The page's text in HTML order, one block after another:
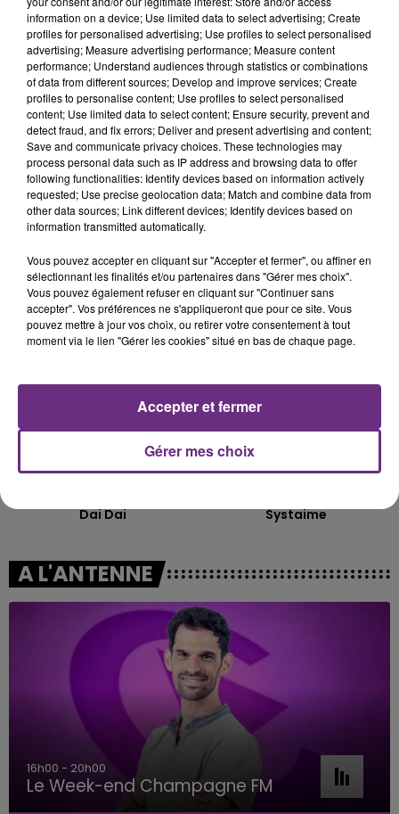
fermer ses portes.
TITRES DIFFUSÉS
16h40
16h40
OFENBACH & STARSAILOR
Four To The Floor
16h37
16h37
JECK & CARLA
La Recette
16h35
16h35
Dai Dai
16h28
16h28
Systaime
A L'ANTENNE
16h00 - 20h00
Le Week-end Champagne FM
information on a device; Use limited data to select advertising; Create
profiles for personalised advertising; Use profiles to select personalised
advertising; Measure advertising performance; Measure content
performance; Understand audiences through statistics or combinations
of data from different sources; Develop and improve services; Create
profiles to personalise content; Use profiles to select personalised
content; Use limited data to select content; Ensure security, prevent and
detect fraud, and fix errors; Deliver and present advertising and content;
Save and communicate privacy choices. These technologies may
process personal data such as IP address and browsing data to offer
following functionalities: Identify devices based on information actively
requested; Use precise geolocation data; Match and combine data from
other data sources; Link different devices; Identify devices based on
information transmitted automatically.
Vous pouvez accepter en cliquant sur "Accepter et fermer", ou affiner en
sélectionnant les finalités et/ou partenaires dans "Gérer mes choix".
Vous pouvez également refuser en cliquant sur "Continuer sans
accepter". Vos préférences ne s'appliqueront que pour ce site. Vous
pouvez mettre à jour vos choix, ou retirer votre consentement à tout
moment via le lien "Gérer les cookies" situé en bas de chaque page.
Gérer mes choix
Accepter et fermer